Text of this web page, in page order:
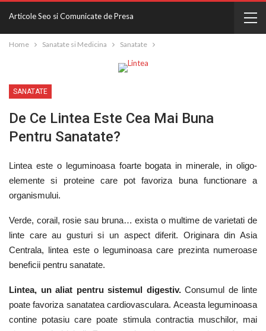
Articole Seo si Comunicate de Presa
Home Sanatate si Medicina Sanatate
SANATATE
De Ce Lintea Este Cea Mai Buna
Pentru Sanatate?
Lintea este o leguminoasa foarte bogata in minerale, in oligo-
elemente si proteine care pot favoriza buna functionare a
organismului.
Verde, corail, rosie sau bruna… exista o multime de varietati de
linte care au gusturi si un aspect diferit. Originara din Asia
Centrala, lintea este o leguminoasa care prezinta numeroase
beneficii pentru sanatate.
Lintea, un aliat pentru sistemul digestiv. Consumul de linte
poate favoriza sanatatea cardiovasculara. Aceasta leguminoasa
contine potasiu care poate stimula contractia muschilor, mai